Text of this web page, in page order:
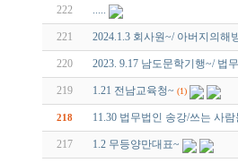
222 .....
221 2024.1.3 회사원~/ 아버지의해
220 2023. 9.17 남도문학기행~/ 법
219 1.21 전남교육청~ (1)
218 11.30 법무법인 송강/쓰는 사람
217 1.2 무등양만대표~